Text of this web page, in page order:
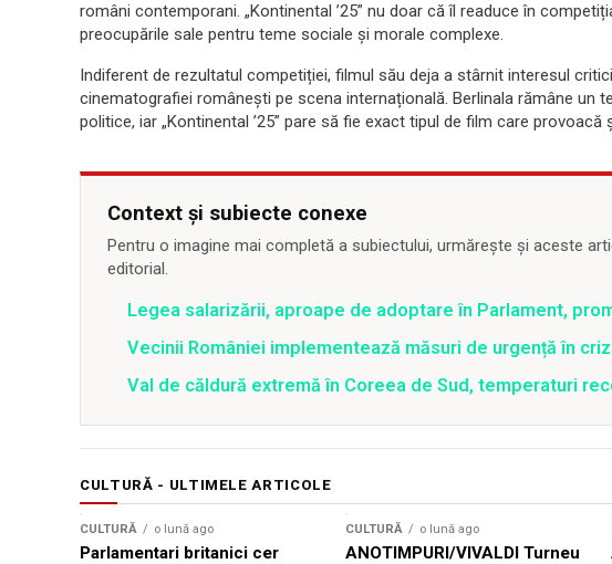
români contemporani. „Kontinental ’25” nu doar că îl readuce în
preocupările sale pentru teme sociale și morale complexe.
Indiferent de rezultatul competiției, filmul său deja a stârnit interesul
cinematografiei românești pe scena internațională. Berlinala rămâne un
politice, iar „Kontinental ’25” pare să fie exact tipul de film care provoacă
Context și subiecte conexe
Pentru o imagine mai completă a subiectului, urmărește și aceste
editorial.
Legea salarizării, aproape de adoptare în Parlament,
Vecinii României implementează măsuri de urgență în
Val de căldură extremă în Coreea de Sud, temperaturi
CULTURĂ - ULTIMELE ARTICOLE
CULTURĂ o lună ago
Parlamentari britanici cer
CULTURĂ o lună ago
ANOTIMPURI/VIVALDI Turneu